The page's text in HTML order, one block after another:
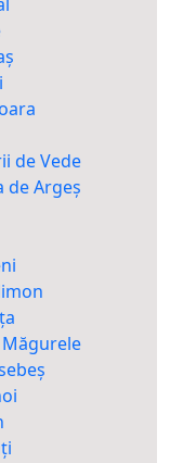
de Vede
de Argeș